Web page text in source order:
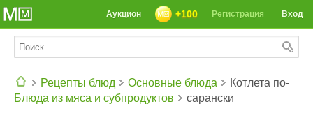
Вход
Регистрация
+100
Аукцион
Рецепты блюд
Основные блюда
Блюда из мяса и субпродуктов
Котлета по-
сарански